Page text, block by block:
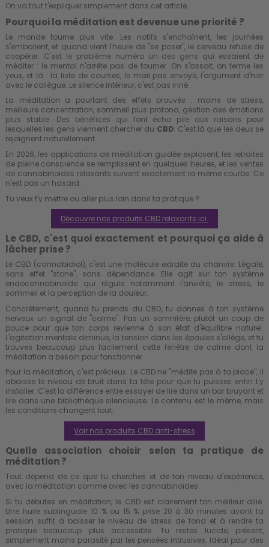
On va tout t'expliquer simplement dans cet article.
Pourquoi la méditation est devenue une priorité ?
Le monde tourne plus vite. Les notifs s'enchaînent, les journées
s'emballent, et quand vient l'heure de "se poser", le cerveau refuse de
coopérer. C'est le problème numéro un des gens qui essaient de
méditer : le mental n'arrête pas de tourner. On s'assoit, on ferme les
yeux, et là : la liste de courses, le mail pas envoyé, l'argument d'hier
avec le collègue. Le silence intérieur, c'est pas inné.
La méditation a pourtant des effets prouvés : moins de stress,
meilleure concentration, sommeil plus profond, gestion des émotions
plus stable. Des bénéfices qui font écho pile aux raisons pour
lesquelles les gens viennent chercher du CBD. C'est là que les deux se
rejoignent naturellement.
En 2026, les applications de méditation guidée explosent, les retraites
de pleine conscience se remplissent en quelques heures, et les ventes
de cannabinoïdes relaxants suivent exactement la même courbe. Ce
n'est pas un hasard.
Tu veux t'y mettre ou aller plus loin dans ta pratique ?
Découvre nos produits CBD relaxants ici.
Le CBD, c'est quoi exactement et pourquoi ça aide à
lâcher prise ?
Le CBD (cannabidiol), c'est une molécule extraite du chanvre. Légale,
sans effet "stone", sans dépendance. Elle agit sur ton système
endocannabinoïde qui régule notamment l'anxiété, le stress, le
sommeil et la perception de la douleur.
Concrètement, quand tu prends du CBD, tu donnes à ton système
nerveux un signal de "calme". Pas un somnifère, plutôt un coup de
pouce pour que ton corps revienne à son état d'équilibre naturel.
L'agitation mentale diminue, la tension dans les épaules s'allège, et tu
trouves beaucoup plus facilement cette fenêtre de calme dont la
méditation a besoin pour fonctionner.
Pour la méditation, c'est précieux. Le CBD ne "médite pas à ta place", il
abaisse le niveau de bruit dans ta tête pour que tu puisses enfin t'y
installer. C'est la différence entre essayer de lire dans un bar bruyant et
lire dans une bibliothèque silencieuse. Le contenu est le même, mais
les conditions changent tout.
Voir nos produits CBD anti-stress
Quelle association choisir selon ta pratique de
méditation ?
Tout dépend de ce que tu cherches et de ton niveau d'expérience,
avec la méditation comme avec les cannabinoïdes.
Si tu débutes en méditation, le CBD est clairement ton meilleur allié.
Une huile sublinguale 10 % ou 15 % prise 20 à 30 minutes avant ta
session suffit à baisser le niveau de stress de fond et à rendre ta
pratique beaucoup plus accessible. Tu restes lucide, présent,
simplement moins parasité par les pensées intrusives. Idéal pour des